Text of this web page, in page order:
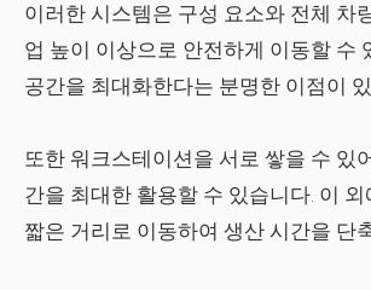
이러한 시스템은 구성 요소와 전체 차
업 높이 이상으로 안전하게 이동할 수
공간을 최대화한다는 분명한 이점이
또한 워크스테이션을 서로 쌓을 수 있
간을 최대한 활용할 수 있습니다. 이 외
짧은 거리로 이동하여 생산 시간을 단